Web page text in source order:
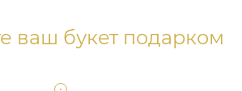
ваш букет подарком